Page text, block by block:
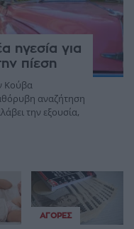
ηγεσία για
πίεση
Κούβα
αναζήτηση
την εξουσία,
ΑΓΟΡΈΣ